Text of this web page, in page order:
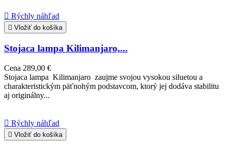
 Rýchly náhľad
 Vložiť do košíka
Stojaca lampa Kilimanjaro,...
Cena 289,00 €
Stojaca lampa Kilimanjaro zaujme svojou vysokou siluetou a
charakteristickým päťnohým podstavcom, ktorý jej dodáva stabilitu
aj originálny...
 Rýchly náhľad
 Vložiť do košíka